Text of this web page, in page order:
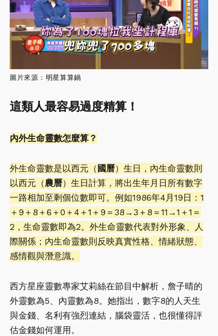
圖片來源： 明星算算鍋
這類人最容易過度精算！
內外生命靈數怎麼算？
外生命靈數是以西元（ 國曆）生日，內生命靈數則
以西元（農曆）生日計算，將出生年月日所有數字
一路相加至剩個位數即可。例如1986年4月19日：1
＋9＋8＋6＋0＋4＋1＋9＝38→3＋8＝11→1＋1＝
2，生命靈數即為2。外生命靈數代表對外形象、人
際關係；內生命靈數則反映真實性格、情緒狀態、
感情觀與潛意識。
西方星座靈數專家艾莉絲在節目中解析，詹子晴的
外靈數為5、內靈數為8。她指出，數字8的人天生
與金錢、名利有強烈連結，腦袋靈活，也很懂得評
估金錢如何運用。